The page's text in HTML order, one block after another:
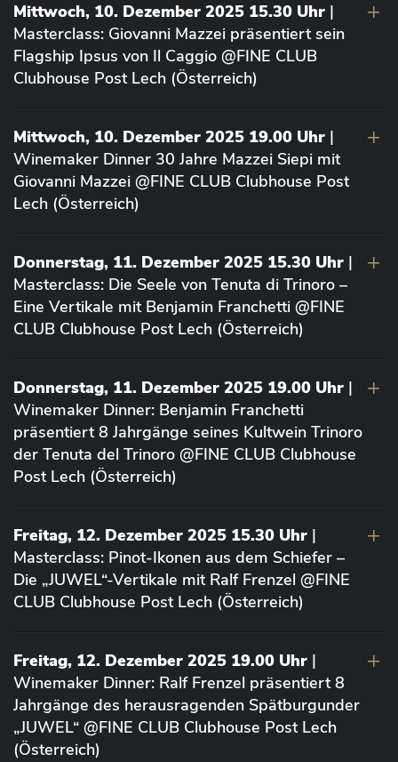
Mittwoch, 10. Dezember 2025 15.30 Uhr |
Masterclass: Giovanni Mazzei präsentiert sein
Flagship Ipsus von Il Caggio @FINE CLUB
Clubhouse Post Lech (Österreich)
Mittwoch, 10. Dezember 2025 19.00 Uhr |
Winemaker Dinner 30 Jahre Mazzei Siepi mit
Giovanni Mazzei @FINE CLUB Clubhouse Post
Lech (Österreich)
Donnerstag, 11. Dezember 2025 15.30 Uhr |
Masterclass: Die Seele von Tenuta di Trinoro –
Eine Vertikale mit Benjamin Franchetti @FINE
CLUB Clubhouse Post Lech (Österreich)
Donnerstag, 11. Dezember 2025 19.00 Uhr |
Winemaker Dinner: Benjamin Franchetti
präsentiert 8 Jahrgänge seines Kultwein Trinoro
der Tenuta del Trinoro @FINE CLUB Clubhouse
Post Lech (Österreich)
Freitag, 12. Dezember 2025 15.30 Uhr |
Masterclass: Pinot-Ikonen aus dem Schiefer –
Die „JUWEL“-Vertikale mit Ralf Frenzel @FINE
CLUB Clubhouse Post Lech (Österreich)
Freitag, 12. Dezember 2025 19.00 Uhr |
Winemaker Dinner: Ralf Frenzel präsentiert 8
Jahrgänge des herausragenden Spätburgunder
„JUWEL“ @FINE CLUB Clubhouse Post Lech
(Österreich)